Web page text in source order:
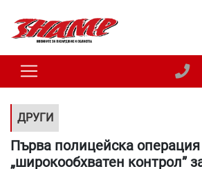
ДРУГИ
Първа полицейска
„широкообхватен контрол”